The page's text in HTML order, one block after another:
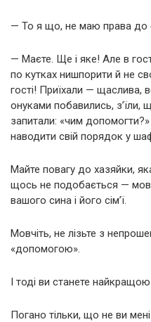
— То я що, не маю права до
— Маєте. Ще і яке! Але в
по кутках нишпорити й не
гості! Приїхали — щаслива,
онуками побавились, з’їли,
запитали: «чим
наводити свій порядок у
Майте повагу до хазяйки,
щось не подобається —
вашого сина і його сім’ї.
Мовчіть, не лізьте з
«допомогою».
І тоді ви станете найкращою
Погано тільки, що не ви